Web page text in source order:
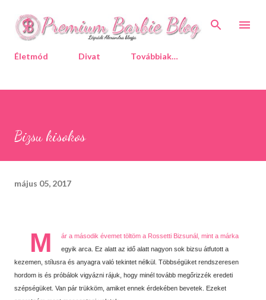
Életmód Divat Továbbiak…
Bizsu kisokos
május 05, 2017
M
ár a második évemet töltöm a Rossetti Bizsunál, mint a márka
egyik arca. Ez alatt az idő alatt nagyon sok bizsu átfutott a
kezemen, stílusra és anyagra való tekintet nélkül. Többségüket rendszeresen
hordom is és próbálok vigyázni rájuk, hogy minél tovább megőrizzék eredeti
szépségüket. Van pár trükköm, amiket ennek érdekében bevetek. Ezeket